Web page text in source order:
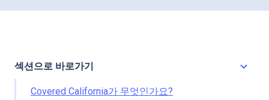
섹션으로 바로가기
Covered California가 무엇인가요?